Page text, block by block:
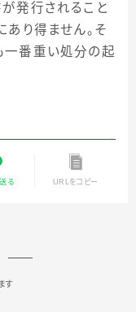
発行されること
あり得ません。そ
一番重い処分の起
る URLをコピー
す